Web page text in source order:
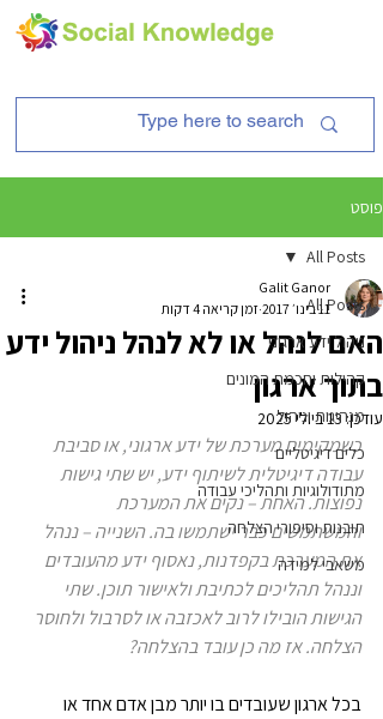
פוסט
All Posts
ניהול ידע ארגוני
קהילות וחכמת המונים
מנהיגות וניהול
כלים דיגיטליים
מתודולוגיות ותהליכי עבודה
תובנות וסיפורי הצלחה
משאבי למידה
All Posts
האם לנהל או לא לנהל ניהול ידע
בתוך ארגון
Galit Ganor
11 בינו׳ 2017
זמן קריאה 4 דקות
עודכן:13 ביולי 2025
כשמקימים מערכת של ידע ארגוני, או סביבת
עבודה דיגיטלית לשיתוף ידע, יש שתי גישות
נפוצות. האחת – נקים את המערכת
והמשתמשים כבר ישתמשו בה. השנייה – ננהל
את המערכת בקפדנות, נאסוף ידע מהעובדים
וננהל תהליכים לכתיבת ולאישור תוכן. שתי
הגישות הובילו לרוב לאכזבה או לסרבול ולחוסר
הצלחה. אז מה כן עובד בהצלחה?
בכל ארגון שעובדים בו יותר מבן אדם אחד או